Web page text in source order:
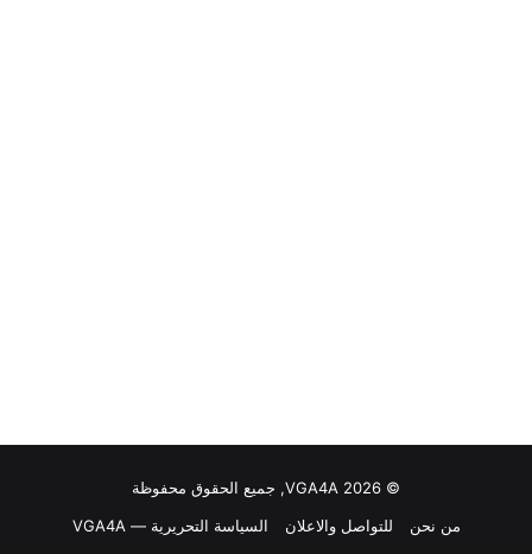
© VGA4A 2026, جميع الحقوق محفوظة
من نحن
للتواصل والاعلان السياسة التحريرية — VGA4A